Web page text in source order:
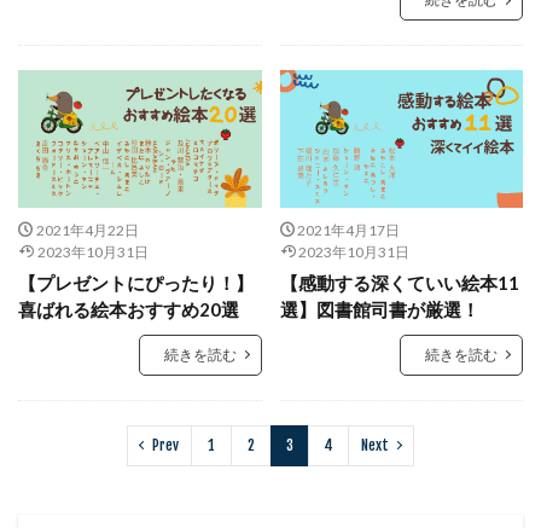
2021年4月22日
2023年10月31日
【プレゼントにぴったり！】
喜ばれる絵本おすすめ20選
続きを読む
2021年4月17日
2023年10月31日
【感動する深くていい絵本11
選】図書館司書が厳選！
続きを読む
Prev 1 2 3 4 Next